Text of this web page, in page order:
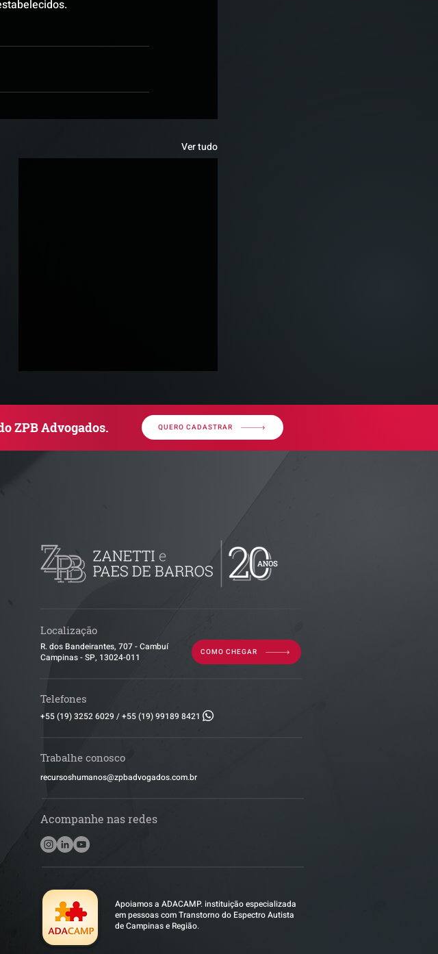
Ver tudo
condominial anterior?
ZPB Advogados. QUERO CADASTRAR
Localização
R. dos Bandeirantes, 707 - Cambuí
Campinas - SP, 13024-011
COMO CHEGAR
Telefones
+55 (19) 3252 6029 /+55 (19) 99189 8421
Trabalhe conosco
​recursoshumanos@zpbadvogados.com.br
Acompanhe nas redes
Apoiamos a ADACAMP. instituição especializada
em pessoas com Transtorno do Espectro Autista
de Campinas e Região.